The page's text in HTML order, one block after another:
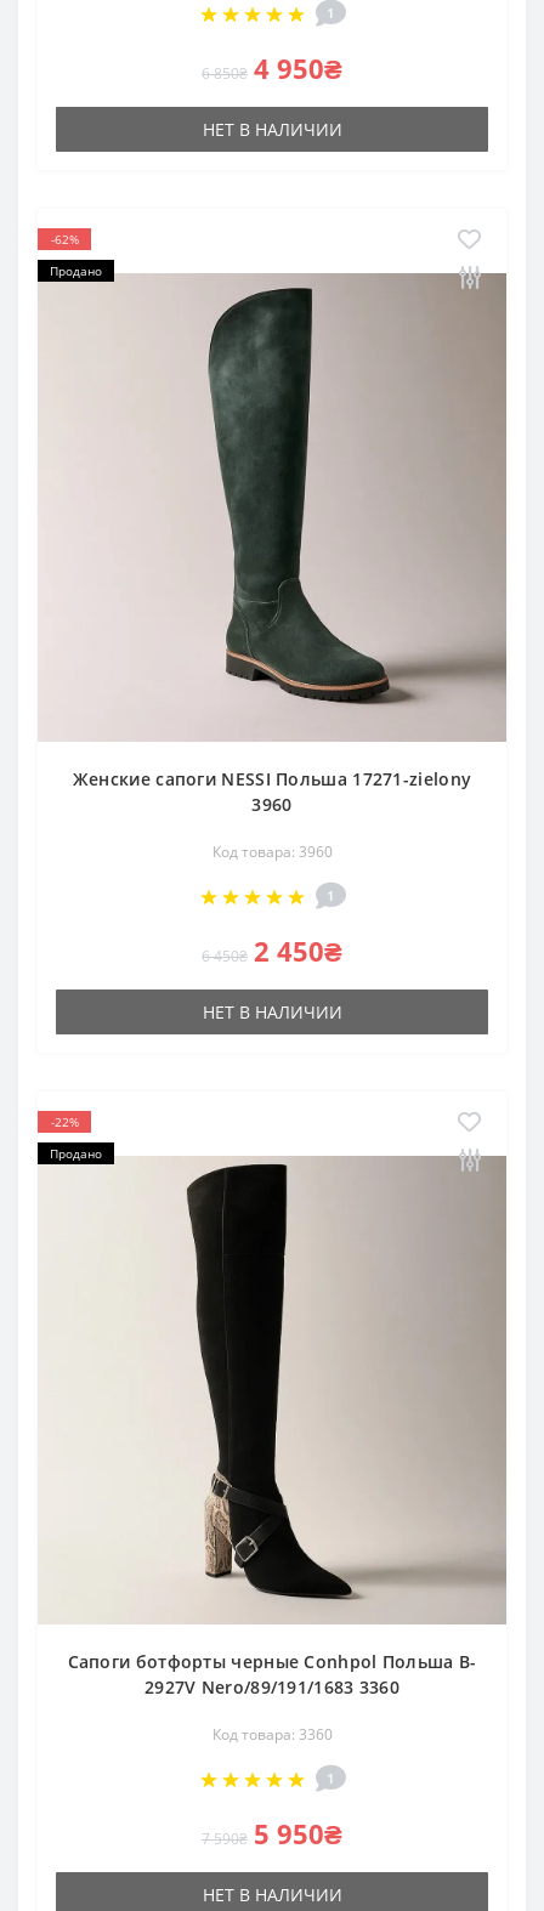
1
6 850₴ 4 950₴
НЕТ В НАЛИЧИИ
-62%
Продано
Женские сапоги NESSI Польша 17271-zielony
3960
Код товара: 3960
1
6 450₴ 2 450₴
НЕТ В НАЛИЧИИ
-22%
Продано
Сапоги ботфорты черные Conhpol Польша B-
2927V Nero/89/191/1683 3360
Код товара: 3360
1
7 590₴ 5 950₴
НЕТ В НАЛИЧИИ